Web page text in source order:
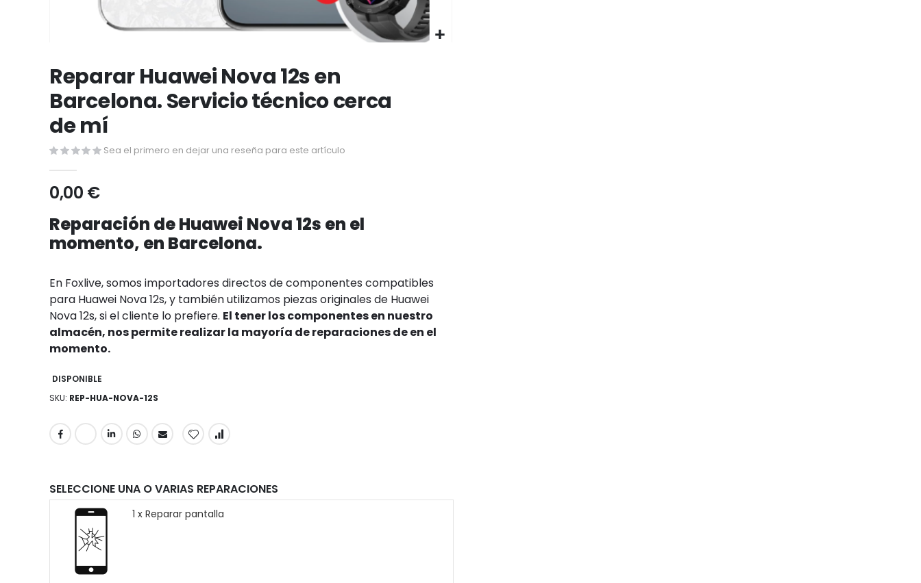
al
comienzo
de
galería
de
Reparar Huawei Nova 12s en
Barcelona. Servicio técnico cerca
de mí
Sea el primero en dejar una reseña para este artículo
0,00 €
Reparación de Huawei Nova 12s en el
momento, en Barcelona.
En Foxlive, somos importadores directos de componentes compatibles
para Huawei Nova 12s, y también utilizamos piezas originales de Huawei
Nova 12s, si el cliente lo prefiere. El tener los componentes en nuestro
almacén, nos permite realizar la mayoría de reparaciones de en el
momento.
DISPONIBLE
SKU REP-HUA-NOVA-12S
SELECCIONE UNA O VARIAS REPARACIONES
1 x Reparar pantalla